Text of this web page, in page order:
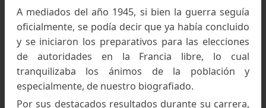
Louis Lliboutry,en Grenoble. Foto: Le Dauphine
Colección de la familia Lliboutry, del libro El hombre
que descifró los glaciares
Se le otorgó una beca del estado que
proporcionó, un escaso subsidio, que le